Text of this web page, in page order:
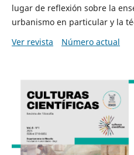
lugar de reflexión sobre la
urbanismo en particular y la
Ver revista
Número actual